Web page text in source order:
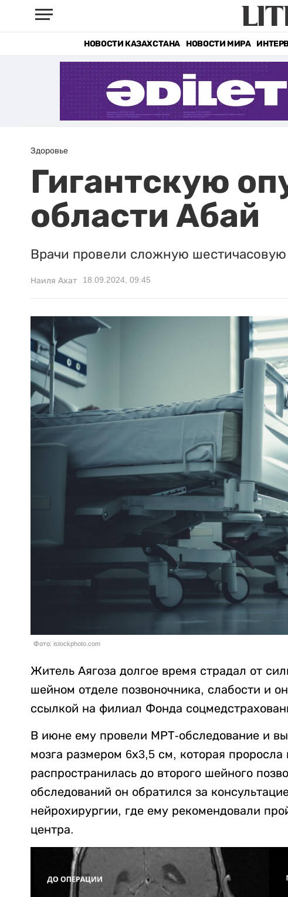
НОВОСТИ КАЗАХСТАНА НОВОСТИ МИРА
Здоровье
Гигантскую
области Абай
Врачи провели сложную
Наиля Ахат 18.09.2024, 09:45
Фото: istockphoto.com
Житель Аягоза долгое время страдал от
шейном отделе позвоночника, слабости и
ссылкой на филиал Фонда
В июне ему провели МРТ-обследование и
мозга размером 6х3,5 см, которая
распространилась до второго шейного
обследований он обратился за
нейрохирургии, где ему рекомендовали
центра.